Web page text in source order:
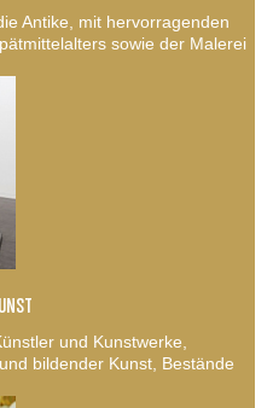
Antike, mit hervorragenden
sowie der Malerei
und Kunstwerke,
bildender Kunst, Bestände